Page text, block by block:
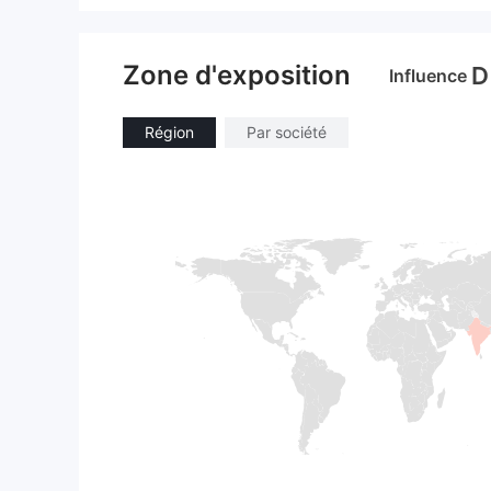
Zone d'exposition Influence D
Région Par société